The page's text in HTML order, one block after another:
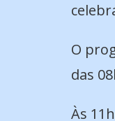
O
das
Às